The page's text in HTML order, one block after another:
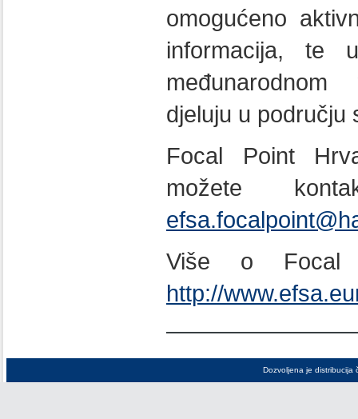
omogućeno
informacija, te
djeluju u području
Focal Point
možete
Više o Focal
http://
Dozvoljena je distribucija